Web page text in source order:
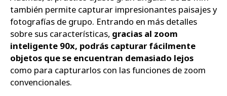
también permite capturar impresionantes paisajes y
fotografías de grupo. Entrando en más detalles
sobre sus características, gracias al zoom
inteligente 90x, podrás capturar fácilmente
objetos que se encuentran demasiado lejos
como para capturarlos con las funciones de zoom
convencionales.